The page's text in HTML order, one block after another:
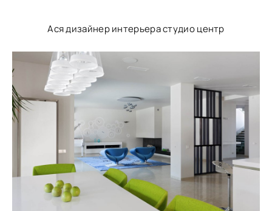
Ася дизайнер интерьера студио центр